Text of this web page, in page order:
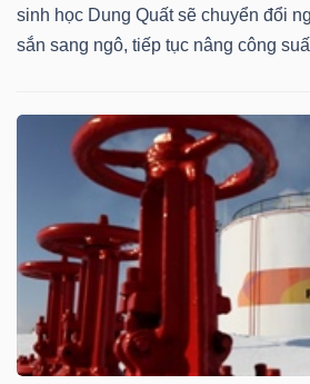
sinh học Dung Quất sẽ chuyển đổi
sắn sang ngô, tiếp tục nâng công